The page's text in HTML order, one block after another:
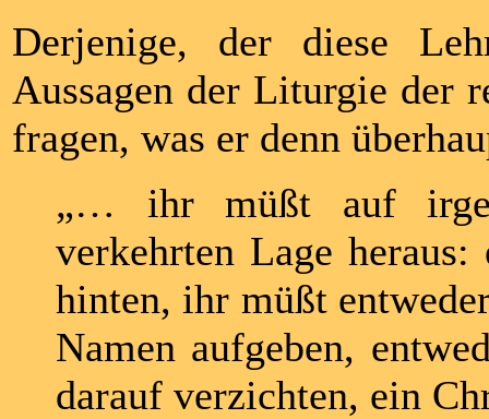
Derjenige, der diese
Aussagen der Liturgie der
fragen, was er denn
„… ihr müßt auf
verkehrten Lage
hinten, ihr müßt
Namen aufgeben,
darauf verzichten, ein